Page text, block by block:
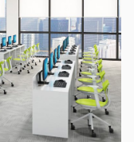
Quý khách tiến hành
đổi trả sản
dấu hiệu chỉnh sửa
đồng ý của nhà sản